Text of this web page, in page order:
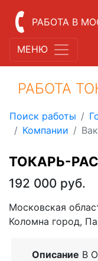
РАБОТА В
МЕНЮ
РАБОТА
Поиск работы
Компании
ТОКАРЬ-
192 000 руб.
Московская
Коломна город,
Описание В